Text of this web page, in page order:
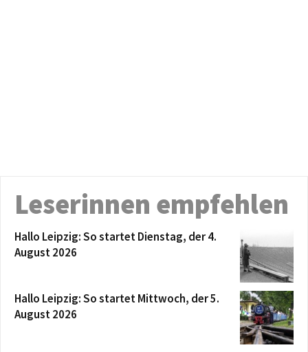
Leserinnen empfehlen
Hallo Leipzig: So startet Dienstag, der 4.
August 2026
Hallo Leipzig: So startet Mittwoch, der 5.
August 2026